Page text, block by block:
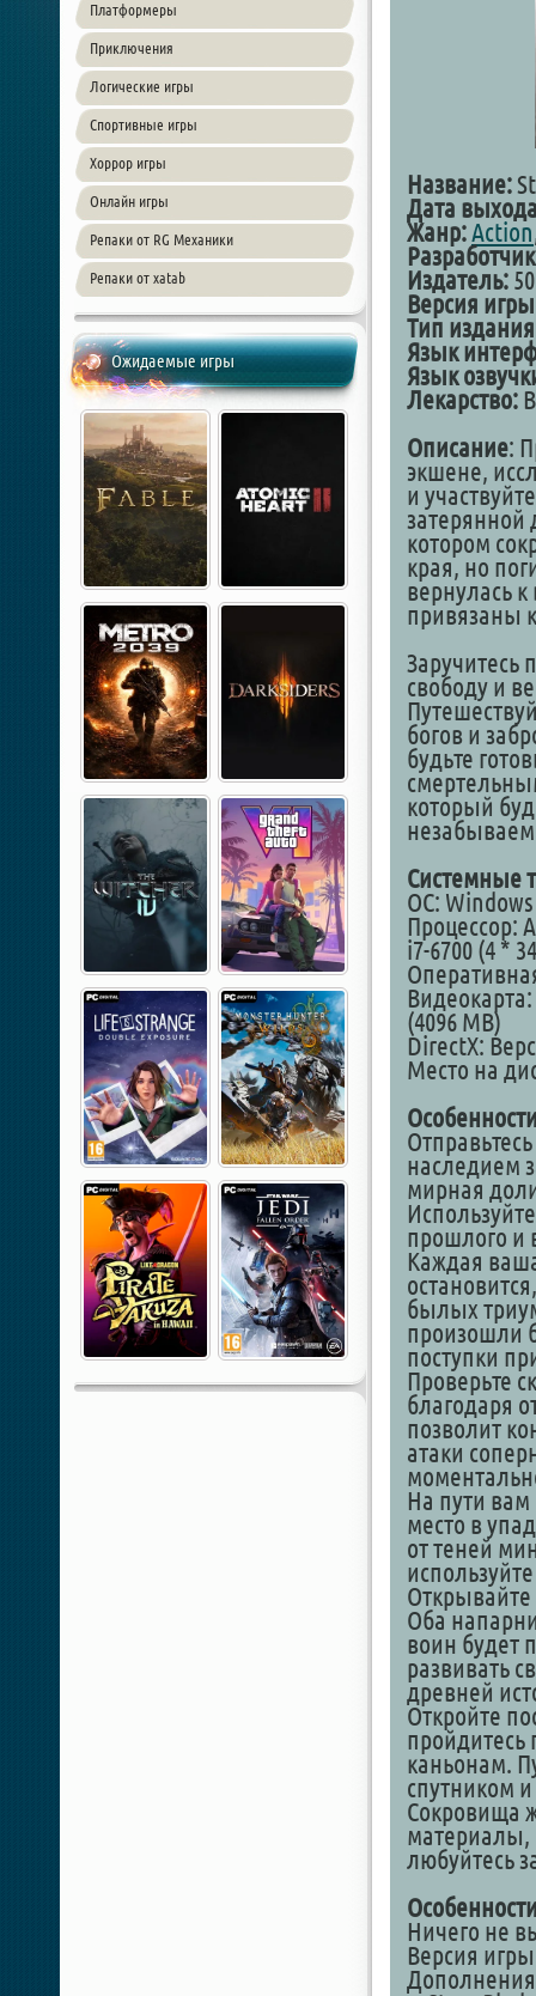
Платформеры
Приключения
Логические игры
Спортивные игры
Хоррор игры
Онлайн игры
Репаки от RG Механики
Репаки от xatab
Ожидаемые игры
Название:
Дата
Жанр:Action
Издатель:
Версия
Тип
Язык
Язык
Лекарство:
Описание:
экшене,
и
котором
края, но
вернулась
привязаны
Заручитесь
свободу и
богов и
будьте
который
Системные
ОС:
Процессор:
i7-6700 (4 *
Видеокарта:
(4096 MB)
DirectX:
Место на
наследием
мирная
прошлого и
Каждая
былых
произошли
поступки
Проверьте
благодаря
позволит
атаки
На пути вам
место в
от теней
Оба
воин будет
развивать
древней
Откройте
каньонам.
спутником
Сокровища
материалы,
любуйтесь
Ничего не
Версия